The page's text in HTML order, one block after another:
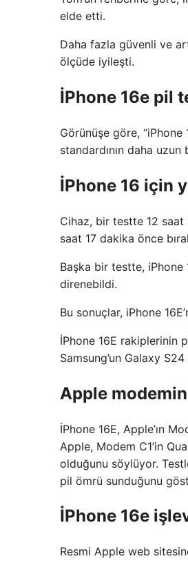
elde etti.
Daha fazla güvenli ve
ölçüde iyileşti.
İPhone 16e pil
Görünüşe göre, “iPhone
standardının daha
İPhone 16 için
Cihaz, bir testte 12 saat
saat 17 dakika önce
Başka bir testte,
direnebildi.
Bu sonuçlar, iPhone
İPhone 16E rakiplerinin
Samsung’un Galaxy
Apple
İPhone 16E, Apple’ın
Apple, Modem C1’in
olduğunu söylüyor.
pil ömrü sunduğunu
İPhone 16e
Resmi Apple web